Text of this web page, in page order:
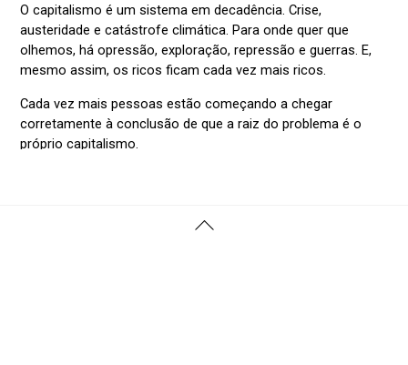
Voltar